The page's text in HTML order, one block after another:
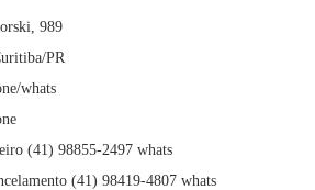
989
PR
whats
(41) 98855-2497 whats
(41) 98419-4807 whats